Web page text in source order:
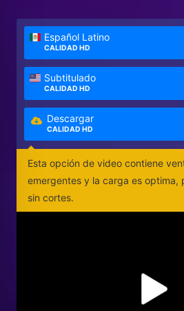
Español Latino
CALIDAD HD
Subtitulado
CALIDAD HD
Descargar
CALIDAD HD
Esta opción de video contiene
emergentes y la carga es optima,
sin cortes.